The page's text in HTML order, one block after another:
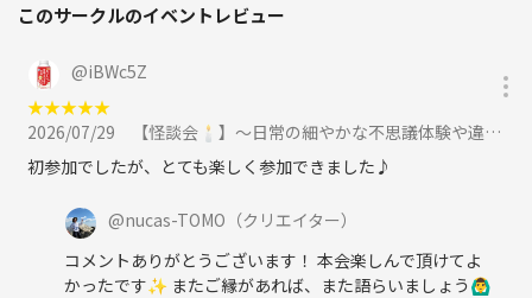
登山⛰️、ボードゲーム🎲、ボルダリング🧗、麻雀🀄️、怪談🕯️、飲み会
○いくつか会の立上げに協力しています！
マーダーミステリー会🧙‍♀️、読書会📖、神社巡り⛩️など
○主催の紹介
ともです！
沖縄県出身、8年前に神奈川→東京北区に引っ越ししました！
このサークルのイベントレビュー
@iBWc5Z
★★★★★
2026/07/29
【怪談会🕯️】〜日常の細やかな不思議体験や違和感を語らう会〜に参加
初参加でしたが、とても楽しく参加できました♪
@nucas-TOMO （クリエイター）
コメントありがとうございます！ 本会楽しんで頂けてよ
かったです✨ またご縁があれば、また語らいましょう🙆‍♂️